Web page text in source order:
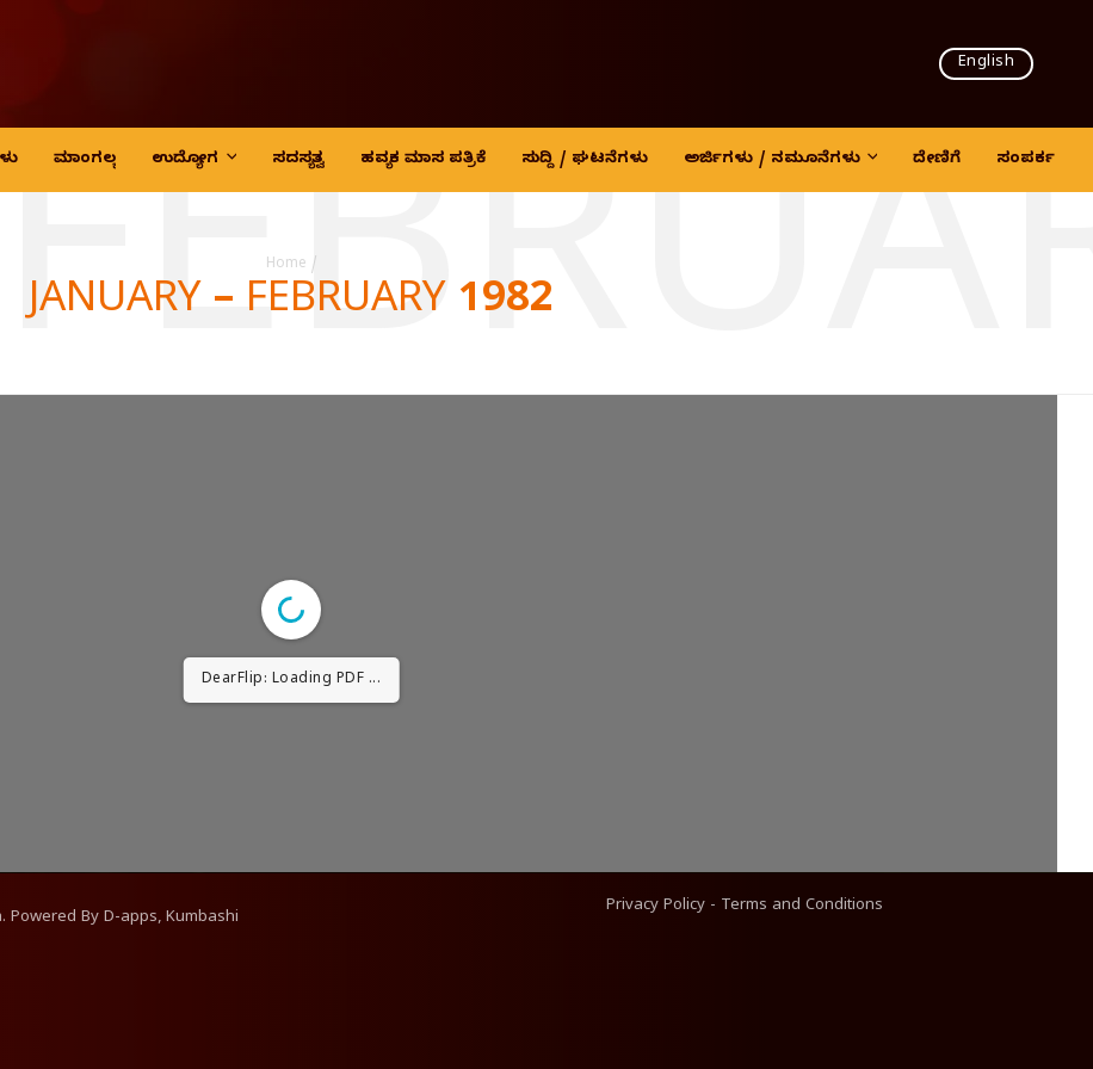
English
ಮಾಂಗಲ್ಯ ಉದ್ಯೋಗ ಸದಸ್ಯತ್ವ ಹವ್ಯಕ ಮಾಸ ಪತ್ರಿಕೆ ಸುದ್ದಿ / ಘಟನೆಗಳು ಅರ್ಜಿಗಳು / ನಮೂನೆಗಳು ದೇಣಿಗೆ ಸಂಪರ್ಕ
Home /
JANUARY – FEBRUARY 1982
DearFlip: Loading PDF ...
Powered ByD-apps, Kumbashi
Privacy Policy- Terms and Conditions